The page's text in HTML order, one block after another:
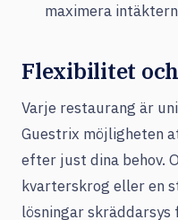
maximera
Flexibilitet
Varje restaurang är
Guestrix möjligheten
efter just dina behov.
kvarterskrog eller en
lösningar